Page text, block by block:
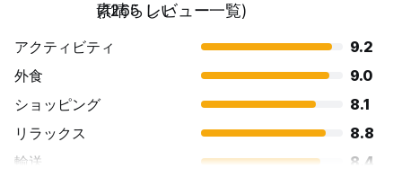
素晴らしい
(1265 レビュー一覧)
アクティビティ
9.2
外食
9.0
ショッピング
8.1
リラックス
8.8
輸送
8.4